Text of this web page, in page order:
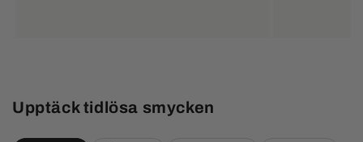
Upptäck tidlösa smycken